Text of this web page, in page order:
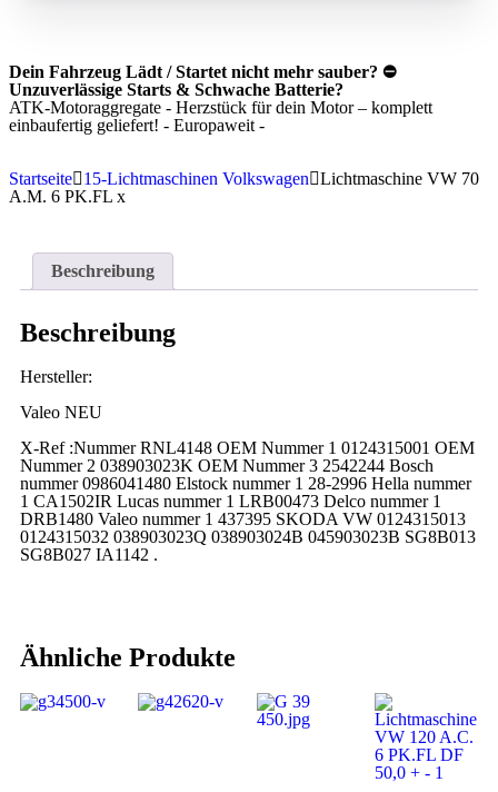
Dein Fahrzeug Lädt / Startet nicht mehr sauber? ⛔
Unzuverlässige Starts & Schwache Batterie?
ATK-Motoraggregate - Herzstück für dein Motor – komplett
einbaufertig geliefert! - Europaweit -
Startseite 15-Lichtmaschinen Volkswagen
Lichtmaschine VW 70
A.M. 6 PK.FL x
Beschreibung
Beschreibung
Hersteller:
Valeo NEU
X-Ref :Nummer RNL4148 OEM Nummer 1 0124315001 OEM
Nummer 2 038903023K OEM Nummer 3 2542244 Bosch
nummer 0986041480 Elstock nummer 1 28-2996 Hella nummer
1 CA1502IR Lucas nummer 1 LRB00473 Delco nummer 1
DRB1480 Valeo nummer 1 437395 SKODA VW 0124315013
0124315032 038903023Q 038903024B 045903023B SG8B013
SG8B027 IA1142 .
Ähnliche Produkte